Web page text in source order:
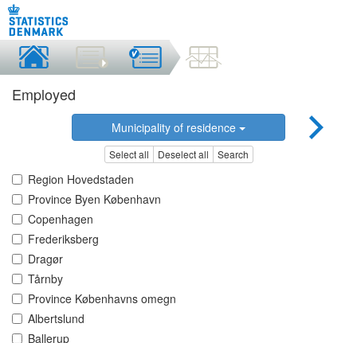
Employed
Municipality of residence
Select all Deselect all Search
Region Hovedstaden
Province Byen København
Copenhagen
Frederiksberg
Dragør
Tårnby
Province Københavns omegn
Albertslund
Ballerup